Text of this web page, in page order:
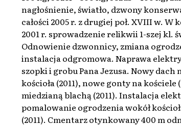
nagłośnienie, światło, dzwony
całości 2005 r. z drugiej poł. XVIII w.
2001 r. sprowadzenie relikwii 1-szej kl.
Odnowienie dzwonnicy, zmiana
instalacja odgromowa. Naprawa
szopki i grobu Pana Jezusa. Nowy
kościoła (2011), nowe gonty na
miedzianą blachą (2011). Instalacja
pomalowanie ogrodzenia wokół
(2011). Cmentarz otynkowany 400 m